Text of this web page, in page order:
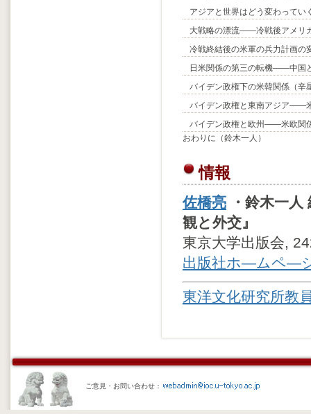
アジアと世界はどう変わって
大戦略の漂流――冷戦後アメリ
冷戦終結後の米軍の兵力計画
日米関係の第三の転機――中国
バイデン政権下の米韓関係（辛
バイデン政権と東南アジア――
バイデン政権と欧州――米欧関
おわりに（鈴木一人）
情報
佐橋亮 ・鈴木一
観と外交』
東京大学出版会,
出版社ホ―ムペ―
東洋文化研究所教
ご意見・お問い合わせ：